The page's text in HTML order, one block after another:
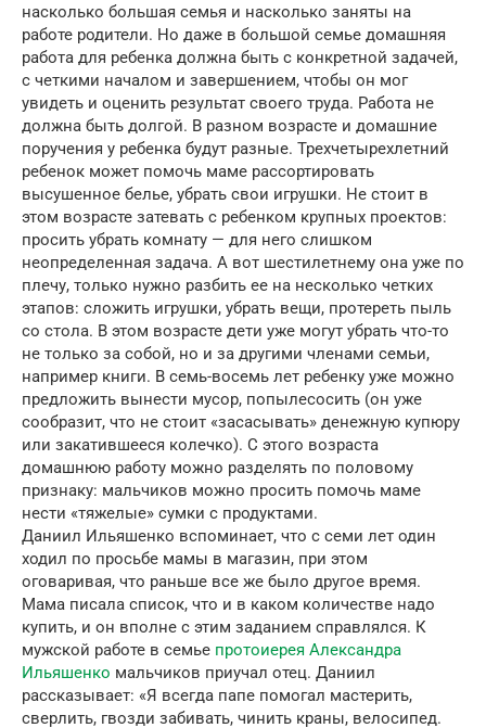
насколько большая семья и насколько заняты на
работе родители. Но даже в большой семье домашняя
работа для ребенка должна быть с конкретной задачей,
с четкими началом и завершением, чтобы он мог
увидеть и оценить результат своего труда. Работа не
должна быть долгой. В разном возрасте и домашние
поручения у ребенка будут разные. Трехчетырехлетний
ребенок может помочь маме рассортировать
высушенное белье, убрать свои игрушки. Не стоит в
этом возрасте затевать с ребенком крупных проектов:
просить убрать комнату — для него слишком
неопределенная задача. А вот шестилетнему она уже по
плечу, только нужно разбить ее на несколько четких
этапов: сложить игрушки, убрать вещи, протереть пыль
со стола. В этом возрасте дети уже могут убрать что-то
не только за собой, но и за другими членами семьи,
например книги. В семь-восемь лет ребенку уже можно
предложить вынести мусор, попылесосить (он уже
сообразит, что не стоит «засасывать» денежную купюру
или закатившееся колечко). С этого возраста
домашнюю работу можно разделять по половому
признаку: мальчиков можно просить помочь маме
нести «тяжелые» сумки с продуктами.
Даниил Ильяшенко вспоминает, что с семи лет один
ходил по просьбе мамы в магазин, при этом
оговаривая, что раньше все же было другое время.
Мама писала список, что и в каком количестве надо
купить, и он вполне с этим заданием справлялся. К
мужской работе в семье протоиерея Александра
Ильяшенко мальчиков приучал отец. Даниил
рассказывает: «Я всегда папе помогал мастерить,
сверлить, гвозди забивать, чинить краны, велосипед.